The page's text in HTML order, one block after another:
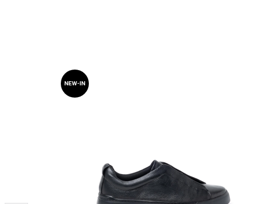
NEW-IN